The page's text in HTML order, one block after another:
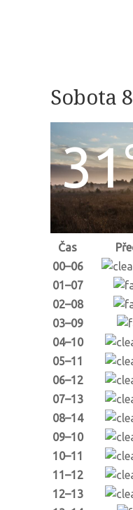
Sobota
Čas
00–06
01–07
02–08
03–09
04–10
05–11
06–12
07–13
08–14
09–10
10–11
11–12
12–13